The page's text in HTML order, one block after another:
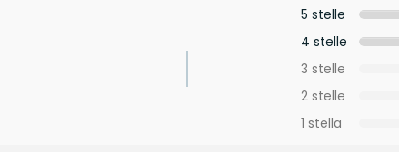
5 stelle
4 stelle
3 stelle
2 stelle
1 stella